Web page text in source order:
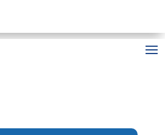
du CGM en émission avec